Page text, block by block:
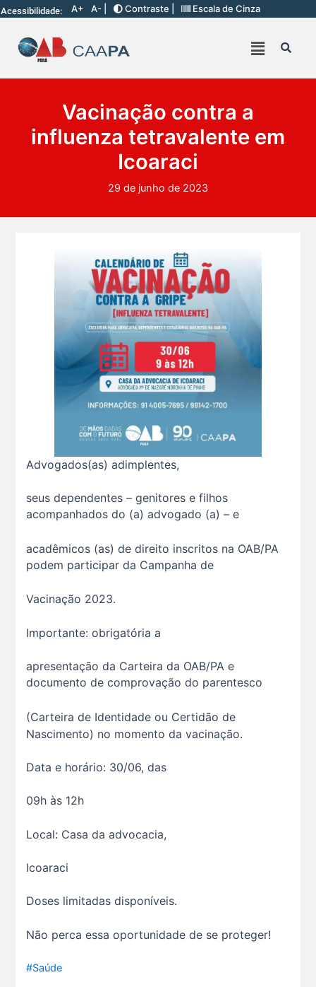
Acessibilidade: A+ A- | Contraste | Escala de Cinza
Vacinação contra a
influenza tetravalente em
Icoaraci
29 de junho de 2023
Advogados(as) adimplentes,
seus dependentes – genitores e filhos
acompanhados do (a) advogado (a) – e
acadêmicos (as) de direito inscritos na OAB/PA
podem participar da Campanha de
Vacinação 2023.
Importante: obrigatória a
apresentação da Carteira da OAB/PA e
documento de comprovação do parentesco
(Carteira de Identidade ou Certidão de
Nascimento) no momento da vacinação.
Data e horário: 30/06, das
09h às 12h
Local: Casa da advocacia,
Icoaraci
Doses limitadas disponíveis.
Não perca essa oportunidade de se proteger!
#Saúde
O domingo perfeito tem endereço certo: Clube da A s...
O verão chegou, e o Clube da Advocacia está de p s...